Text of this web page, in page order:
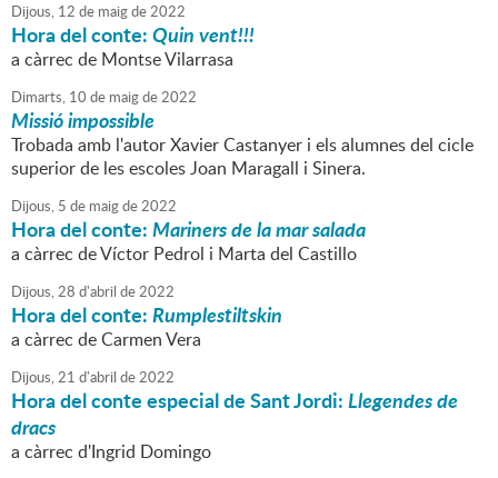
Dijous, 12 de maigde2022
Hora del conte:Quin vent!!!
a càrrec de Montse Vilarrasa
Dimarts, 10 de maigde2022
Missió impossible
Trobada amb l'autor Xavier Castanyer i els alumnes del cicle
superior de les escoles Joan Maragall i Sinera.
Dijous, 5 de maigde2022
Hora del conte:Mariners de la mar salada
a càrrec de Víctor Pedrol i Marta del Castillo
Dijous,28 d'abril de2022
Hora del conte:Rumplestiltskin
a càrrec de Carmen Vera
Dijous,21 d'abril de2022
Hora del conte especial de Sant Jordi:Llegendes de
dracs
a càrrec d'Ingrid Domingo